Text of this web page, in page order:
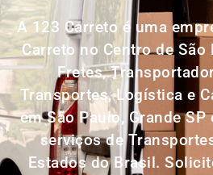
A 123 Carreto é uma
Carreto no Centro de São
Fretes,
Transportes, Logística e
em São Paulo, Grande
serviços de
Estados do Brasil.